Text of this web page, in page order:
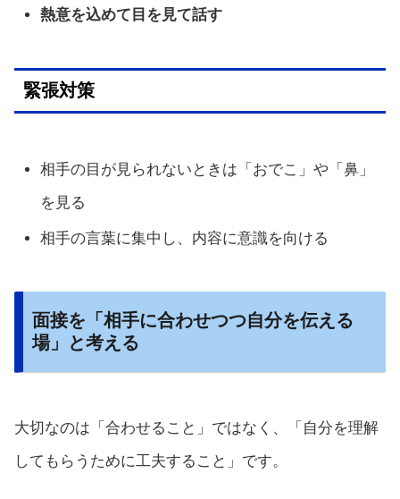
熱意を込めて目を見て話す
緊張対策
相手の目が見られないときは「おでこ」や「鼻」
を見る
相手の言葉に集中し、内容に意識を向ける
面接を「相手に合わせつつ自分を伝える
場」と考える
大切なのは「合わせること」ではなく、「自分を理解
してもらうために工夫すること」です。